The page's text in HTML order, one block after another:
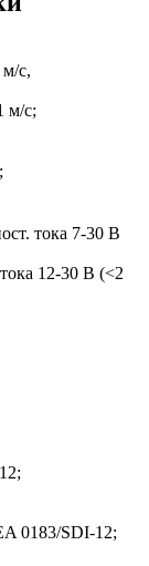
с,
м/с;
тока 7-30 В
12-30 В (<2
0183/SDI-12;